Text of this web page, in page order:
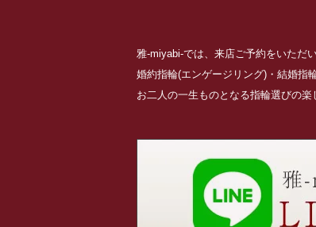
雅-miyabi-では、来店ご予約をいただ
婚約指輪(エンゲージリング)・結婚指
お二人の一生ものとなる指輪選びの